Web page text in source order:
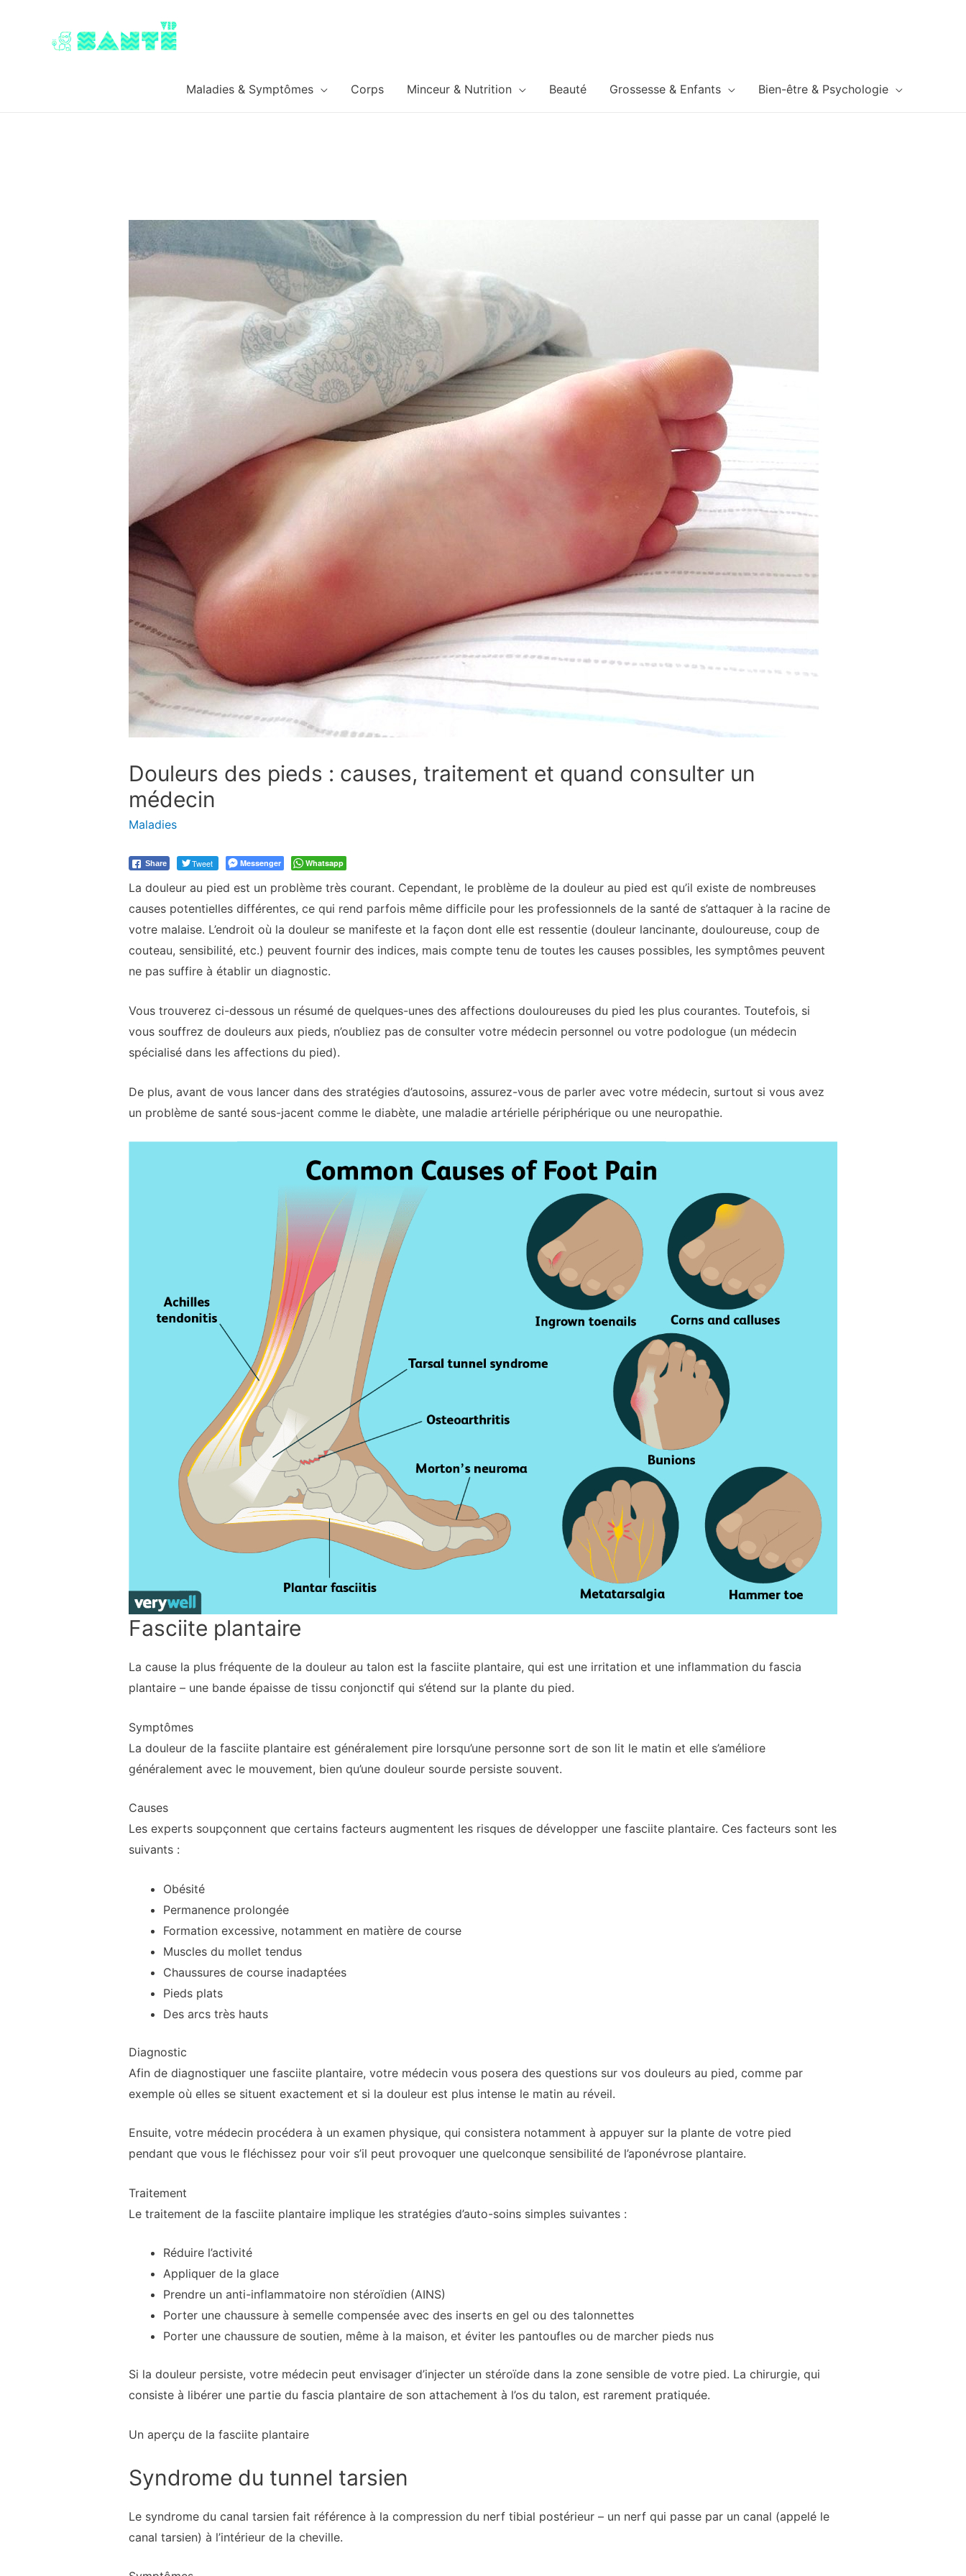
Maladies & Symptômes Corps Minceur & Nutrition Beauté Grossesse & Enfants Bien-être & Psychologie
Douleurs des pieds : causes, traitement et quand consulter un
médecin
Maladies
Share Tweet Messenger Whatsapp
La douleur au pied est un problème très courant. Cependant, le problème de la douleur au pied est qu’il existe de nombreuses
causes potentielles différentes, ce qui rend parfois même difficile pour les professionnels de la santé de s’attaquer à la racine de
votre malaise. L’endroit où la douleur se manifeste et la façon dont elle est ressentie (douleur lancinante, douloureuse, coup de
couteau, sensibilité, etc.) peuvent fournir des indices, mais compte tenu de toutes les causes possibles, les symptômes peuvent
ne pas suffire à établir un diagnostic.
Vous trouverez ci-dessous un résumé de quelques-unes des affections douloureuses du pied les plus courantes. Toutefois, si
vous souffrez de douleurs aux pieds, n’oubliez pas de consulter votre médecin personnel ou votre podologue (un médecin
spécialisé dans les affections du pied).
De plus, avant de vous lancer dans des stratégies d’autosoins, assurez-vous de parler avec votre médecin, surtout si vous avez
un problème de santé sous-jacent comme le diabète, une maladie artérielle périphérique ou une neuropathie.
Fasciite plantaire
La cause la plus fréquente de la douleur au talon est la fasciite plantaire, qui est une irritation et une inflammation du fascia
plantaire – une bande épaisse de tissu conjonctif qui s’étend sur la plante du pied.
Symptômes
La douleur de la fasciite plantaire est généralement pire lorsqu’une personne sort de son lit le matin et elle s’améliore
généralement avec le mouvement, bien qu’une douleur sourde persiste souvent.
Causes
Les experts soupçonnent que certains facteurs augmentent les risques de développer une fasciite plantaire. Ces facteurs sont les
suivants :
Obésité
Permanence prolongée
Formation excessive, notamment en matière de course
Muscles du mollet tendus
Chaussures de course inadaptées
Pieds plats
Des arcs très hauts
Diagnostic
Afin de diagnostiquer une fasciite plantaire, votre médecin vous posera des questions sur vos douleurs au pied, comme par
exemple où elles se situent exactement et si la douleur est plus intense le matin au réveil.
Ensuite, votre médecin procédera à un examen physique, qui consistera notamment à appuyer sur la plante de votre pied
pendant que vous le fléchissez pour voir s’il peut provoquer une quelconque sensibilité de l’aponévrose plantaire.
Traitement
Le traitement de la fasciite plantaire implique les stratégies d’auto-soins simples suivantes :
Réduire l’activité
Appliquer de la glace
Prendre un anti-inflammatoire non stéroïdien (AINS)
Porter une chaussure à semelle compensée avec des inserts en gel ou des talonnettes
Porter une chaussure de soutien, même à la maison, et éviter les pantoufles ou de marcher pieds nus
Si la douleur persiste, votre médecin peut envisager d’injecter un stéroïde dans la zone sensible de votre pied. La chirurgie, qui
consiste à libérer une partie du fascia plantaire de son attachement à l’os du talon, est rarement pratiquée.
Un aperçu de la fasciite plantaire
Syndrome du tunnel tarsien
Le syndrome du canal tarsien fait référence à la compression du nerf tibial postérieur – un nerf qui passe par un canal (appelé le
canal tarsien) à l’intérieur de la cheville.